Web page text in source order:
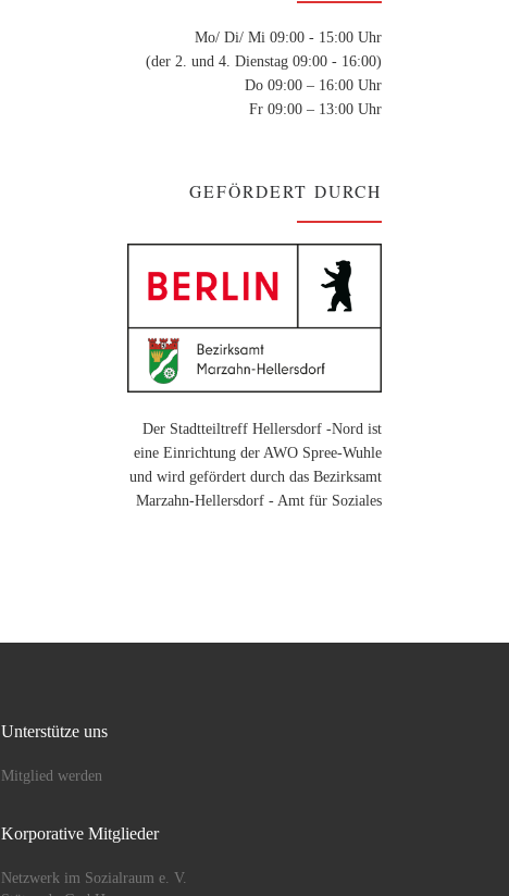
Mo/ Di/ Mi 09:00 - 15:00 Uhr
(der 2. und 4. Dienstag 09:00 - 16:00)
Do 09:00 – 16:00 Uhr
Fr 09:00 – 13:00 Uhr
GEFÖRDERT DURCH
Der Stadtteiltreff Hellersdorf -Nord ist
eine Einrichtung der AWO Spree-Wuhle
und wird gefördert durch das Bezirksamt
Marzahn-Hellersdorf - Amt für Soziales
Unterstütze uns
Mitglied werden
Korporative Mitglieder
Netzwerk im Sozialraum e. V.